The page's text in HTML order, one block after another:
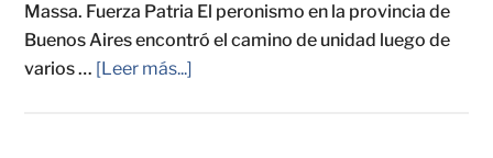
Massa. Fuerza Patria El peronismo en la provincia de
Buenos Aires encontró el camino de unidad luego de
varios … [Leer más...]